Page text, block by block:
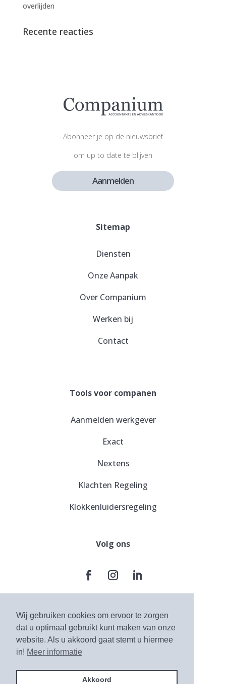
overlijden
Recente reacties
Abonneer je op de nieuwsbrief
om up to date te blijven
Aanmelden
Sitemap
Diensten
Onze Aanpak
Over Companium
Werken bij
Contact
Tools voor companen
Aanmelden werkgever
Exact
Nextens
Klachten Regeling
Klokkenluidersregeling
Volg ons
Algemene voorwaarden
Privacy Statement
2026 Companium.
Wij gebruiken cookies om ervoor te zorgen
dat u optimaal gebruikt kunt maken van onze
website. Als u akkoord gaat stemt u hiermee
in! Meer informatie
Akkoord